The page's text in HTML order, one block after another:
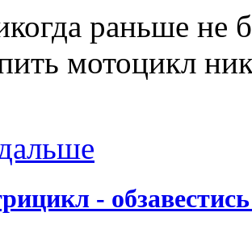
раньше не
мотоцикл
-